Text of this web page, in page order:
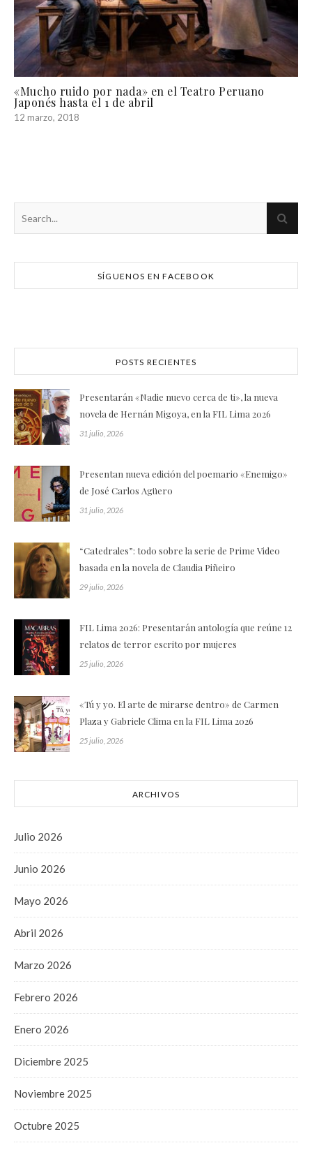
«Mucho ruido por nada» en el Teatro Peruano
Japonés hasta el 1 de abril
12 marzo, 2018
SÍGUENOS EN FACEBOOK
POSTS RECIENTES
Presentarán «Nadie nuevo cerca de ti», la nueva
novela de Hernán Migoya, en la FIL Lima 2026
31 julio, 2026
Presentan nueva edición del poemario «Enemigo»
de José Carlos Agüero
31 julio, 2026
“Catedrales”: todo sobre la serie de Prime Video
basada en la novela de Claudia Piñeiro
29 julio, 2026
FIL Lima 2026: Presentarán antología que reúne 12
relatos de terror escrito por mujeres
25 julio, 2026
«Tú y yo. El arte de mirarse dentro» de Carmen
Plaza y Gabriele Clima en la FIL Lima 2026
25 julio, 2026
ARCHIVOS
Julio 2026
Junio 2026
Mayo 2026
Abril 2026
Marzo 2026
Febrero 2026
Enero 2026
Diciembre 2025
Noviembre 2025
Octubre 2025